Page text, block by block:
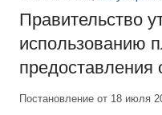
Правительство
использованию
Постановление от 18 июля